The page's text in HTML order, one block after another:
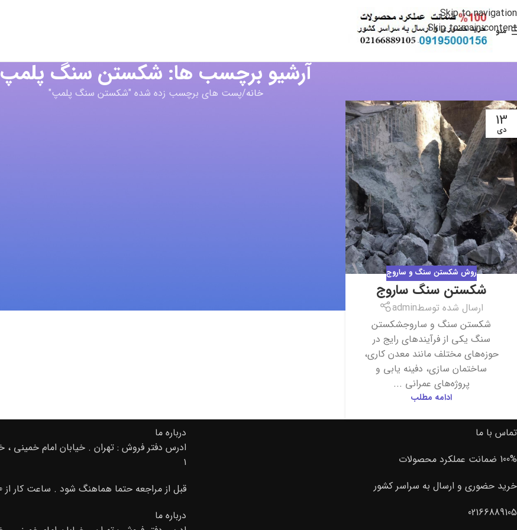
Skip to navigation
Skip to main content
منو
آرشیو برچسب ها: شکستن سنگ پلمپ
خانه پست های برچسب زده شده "شکستن سنگ پلمپ"
13
دی
روش شکستن سنگ و ساروج
شکستن سنگ ساروج
ارسال شده توسطadmin
شکستن سنگ و ساروجشکستن
سنگ یکی از فرآیندهای رایج در
حوزه‌های مختلف مانند معدن‌ کاری،
ساختمان ‌سازی، دفینه ‌یابی و
پروژه‌های عمرانی ...
ادامه مطلب
تماس با ما
100% ضمانت عملکرد محصولات
خرید حضوری و ارسال به سراسر کشور
02166889105
درباره ما
۱
قبل از مراجعه حتما هماهنگ شود . ساعت کار از 9:30 صبح تا 20 02166889105-09195000156
درباره ما